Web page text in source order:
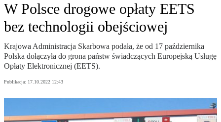
W Polsce drogowe opłaty EETS
bez technologii obejściowej
Krajowa Administracja Skarbowa podała, że od 17 października
Polska dołączyła do grona państw świadczących Europejską Usługę
Opłaty Elektronicznej (EETS).
Publikacja: 17.10.2022 12:43